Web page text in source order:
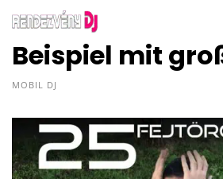
Beispiel mit
MOBIL DJ